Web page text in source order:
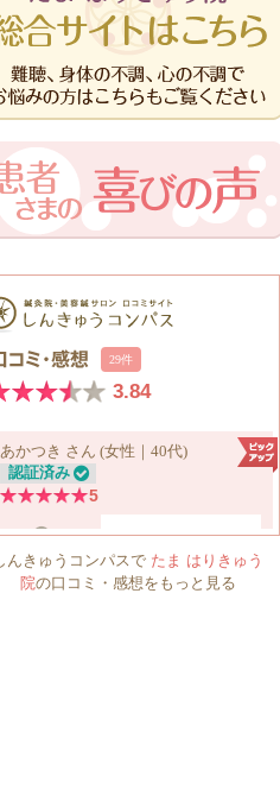
んきゅうコンパスで たま はりきゅう
院の口コミ・感想をもっと見る